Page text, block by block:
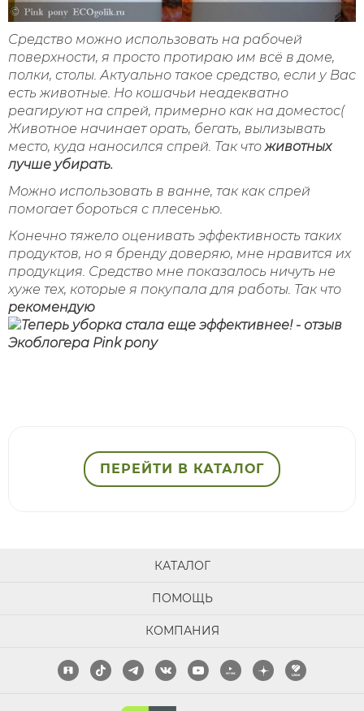
Средство можно использовать на рабочей
поверхности, я просто протираю им всё в доме,
полки, столы. Актуально такое средство, если у Вас
есть животные. Но кошачьи неадекватно
реагируют на спрей, примерно как на доместос(
Животное начинает орать, бегать, вылизывать
место, куда наносился спрей. Так чтоживотных
лучше убирать.
Можно использовать в ванне, так как спрей
помогает бороться с плесенью.
Конечно тяжело оценивать эффективность таких
продуктов, но я бренду доверяю, мне нравится их
продукция. Средство мне показалось ничуть не
хуже тех, которые я покупала для работы. Так что
рекомендую
ПЕРЕЙТИ В КАТАЛОГ
КАТАЛОГ
ПОМОЩЬ
КОМПАНИЯ